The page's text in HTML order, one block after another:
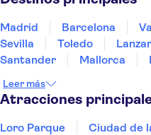
Madrid Barcelona
Sevilla
Toledo
Santander
Mallorca
Bilbao
Menorca
Leer más
Atracciones
Loro Parque
Ciudad de